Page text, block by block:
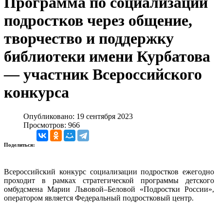
подростков через общение,
творчество и поддержку
библиотеки имени Курбатова
— участник Всероссийского
конкурса
Опубликовано: 19 сентября 2023
Просмотров: 966
Поделиться:
Всероссийский конкурс социализации подростков ежегодно
проходит в рамках стратегической программы детского
омбудсмена Марии Львовой–Беловой «Подростки России»,
оператором является Федеральный подростковый центр.